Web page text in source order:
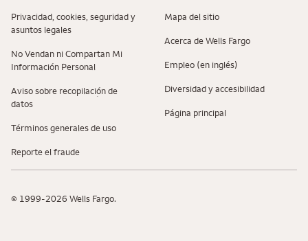
Privacidad, cookies, seguridad y
asuntos legales
No Vendan ni Compartan Mi
Información Personal
Aviso sobre recopilaciؚón de
datos
Términos generales de uso
Reporte el fraude
Mapa del sitio
Acerca de Wells Fargo
Empleo (en inglés)
Diversidad y accesibilidad
Página principal
© 1999-2026 Wells Fargo.